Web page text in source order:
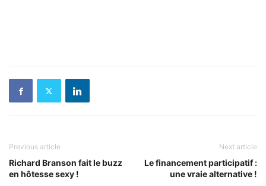
Previous article
Richard Branson fait le buzz
en hôtesse sexy !
Next article
Le financement participatif :
une vraie alternative !